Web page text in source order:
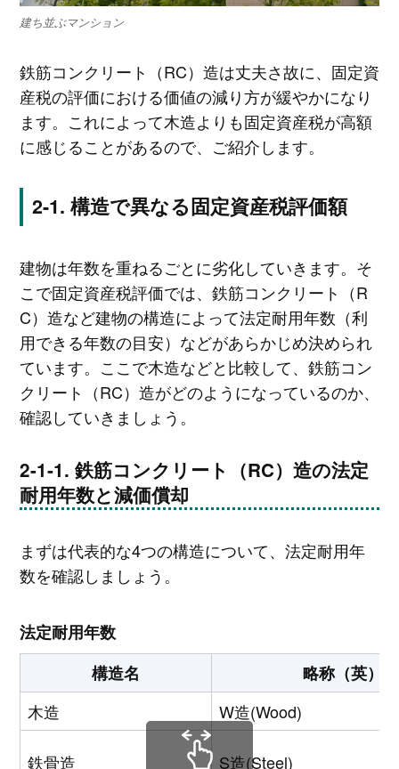
建ち並ぶマンション
鉄筋コンクリート（RC）造は丈夫さ故に、固定資
産税の評価における価値の減り方が緩やかになり
ます。これによって木造よりも固定資産税が高額
に感じることがあるので、ご紹介します。
構造で異なる固定資産税評価額
建物は年数を重ねるごとに劣化していきます。そ
こで固定資産税評価では、鉄筋コンクリート（R
C）造など建物の構造によって法定耐用年数（利
用できる年数の目安）などがあらかじめ決められ
ています。ここで木造などと比較して、鉄筋コン
クリート（RC）造がどのようになっているのか、
確認していきましょう。
鉄筋コンクリート（RC）造の法定
耐用年数と減価償却
まずは代表的な4つの構造について、法定耐用年
数を確認しましょう。
法定耐用年数
構造名
略称（英）
木造
W造(Wood)
鉄骨造 S造(Steel)